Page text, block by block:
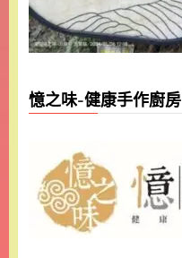
憶之味-健康手作廚房